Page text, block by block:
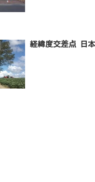
経緯度交差点 日